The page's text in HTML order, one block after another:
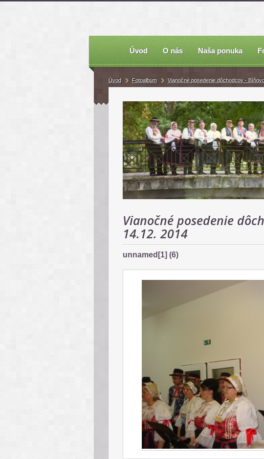
Úvod O nás Naša ponuka
Úvod Fotoalbum Vianočné posedenie dôchodcov -
Vianočné posedenie
14.12. 2014
unnamed[1] (6)